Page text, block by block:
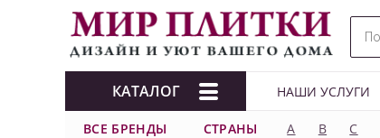
КАТАЛОГ НАШИ УСЛУГИ
ВСЕ БРЕНДЫ СТРАНЫ A B C